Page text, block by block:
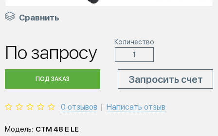
Сравнить
По запросу Количество
ПОД ЗАКАЗ Запросить счет
0 отзывов Написать отзыв
Модель: CTM 48 E LE